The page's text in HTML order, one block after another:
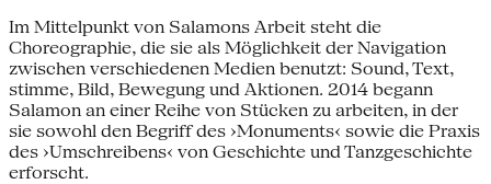
Im Mittelpunkt von Salamons Arbeit steht die
Choreographie, die sie als Möglichkeit der Navigation
zwischen verschiedenen Medien benutzt: Sound, Text,
stimme, Bild, Bewegung und Aktionen. 2014 begann
Salamon an einer Reihe von Stücken zu arbeiten, in der
sie sowohl den Begriff des ›Monuments‹ sowie die Praxis
des ›Umschreibens‹ von Geschichte und Tanzgeschichte
erforscht.